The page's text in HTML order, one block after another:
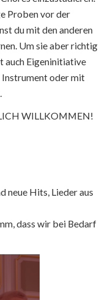
Proben vor der
du mit den anderen
Um sie aber richtig
auch Eigeninitiative
oder mit
WILLKOMMEN!
neue Hits, Lieder aus
dass wir bei Bedarf